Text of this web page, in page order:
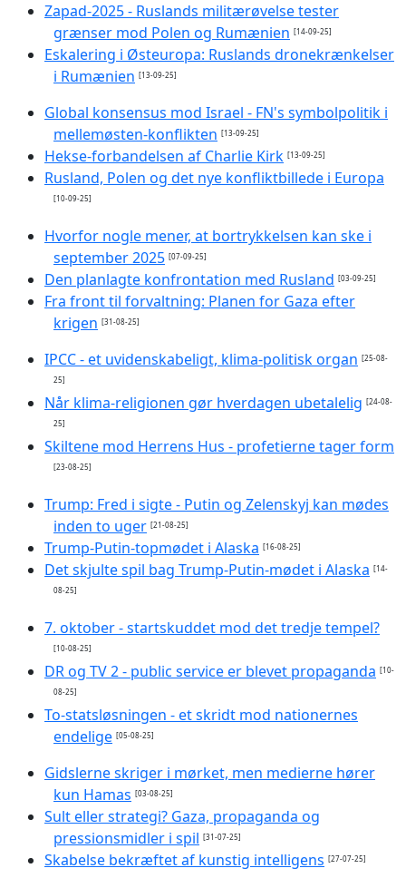
Zapad-2025 - Ruslands militærøvelse tester
grænser mod Polen og Rumænien [14-09-25]
Eskalering i Østeuropa: Ruslands dronekrænkelser
i Rumænien [13-09-25]
Global konsensus mod Israel - FN's symbolpolitik i
mellemøsten-konflikten [13-09-25]
Hekse-forbandelsen af Charlie Kirk [13-09-25]
Rusland, Polen og det nye konfliktbillede i Europa
[10-09-25]
Hvorfor nogle mener, at bortrykkelsen kan ske i
september 2025 [07-09-25]
Den planlagte konfrontation med Rusland [03-09-25]
Fra front til forvaltning: Planen for Gaza efter
krigen [31-08-25]
IPCC - et uvidenskabeligt, klima-politisk organ [25-08-
25]
Når klima-religionen gør hverdagen ubetalelig [24-08-
25]
Skiltene mod Herrens Hus - profetierne tager form
[23-08-25]
Trump: Fred i sigte - Putin og Zelenskyj kan mødes
inden to uger [21-08-25]
Trump-Putin-topmødet i Alaska [16-08-25]
Det skjulte spil bag Trump-Putin-mødet i Alaska [14-
08-25]
7. oktober - startskuddet mod det tredje tempel?
[10-08-25]
DR og TV 2 - public service er blevet propaganda [10-
08-25]
To-statsløsningen - et skridt mod nationernes
endelige [05-08-25]
Gidslerne skriger i mørket, men medierne hører
kun Hamas [03-08-25]
Sult eller strategi? Gaza, propaganda og
pressionsmidler i spil [31-07-25]
Skabelse bekræftet af kunstig intelligens [27-07-25]